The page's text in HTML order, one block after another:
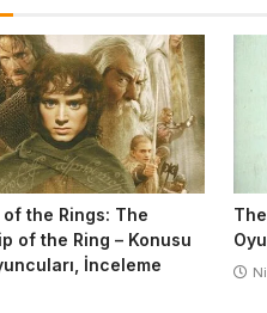
the Rings: The
of the Ring – Konusu
İnceleme